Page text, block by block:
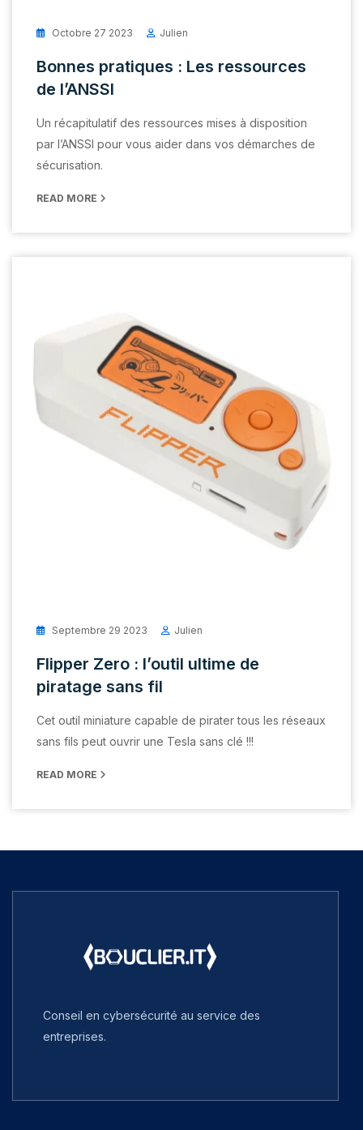
Octobre 27 2023 Julien
Bonnes pratiques : Les ressources
de l’ANSSI
Un récapitulatif des ressources mises à disposition
par l’ANSSI pour vous aider dans vos démarches de
sécurisation.
READ MORE
Septembre 29 2023 Julien
Flipper Zero : l’outil ultime de
piratage sans fil
Cet outil miniature capable de pirater tous les réseaux
sans fils peut ouvrir une Tesla sans clé !!!
READ MORE
Conseil en cybersécurité au service des
entreprises.